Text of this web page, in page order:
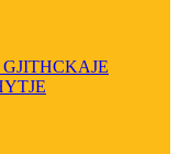
GJITHCKAJE